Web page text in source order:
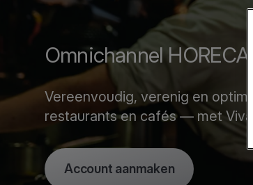
Omnichannel
Vereenvoudig, verenig en
restaurants en cafés — met
Account aanmaken